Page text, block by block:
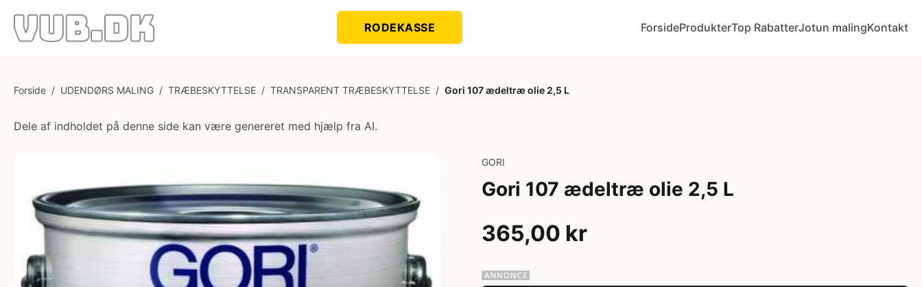
RODEKASSE ForsideProdukterTop RabatterJotun malingKontakt
Forside / UDENDØRS MALING / TRÆBESKYTTELSE / TRANSPARENT TRÆBESKYTTELSE / Gori 107 ædeltræ olie 2,5 L
Dele af indholdet på denne side kan være genereret med hjælp fra AI.
GORI
Gori 107 ædeltræ olie 2,5 L
365,00 kr